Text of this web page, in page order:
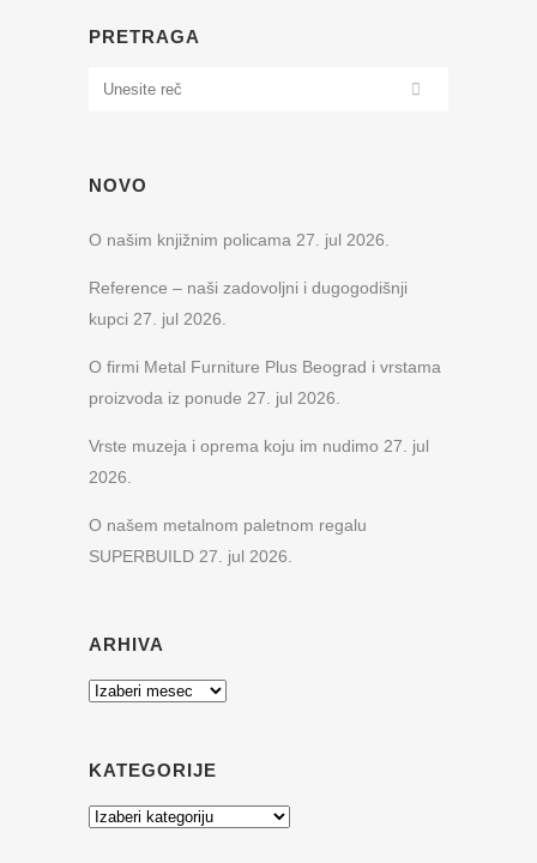
PRETRAGA
NOVO
O našim knjižnim policama 27. jul 2026.
Reference – naši zadovoljni i dugogodišnji
kupci 27. jul 2026.
O firmi Metal Furniture Plus Beograd i vrstama
proizvoda iz ponude 27. jul 2026.
Vrste muzeja i oprema koju im nudimo 27. jul
2026.
O našem metalnom paletnom regalu
SUPERBUILD 27. jul 2026.
ARHIVA
Arhiva
KATEGORIJE
Kategorije